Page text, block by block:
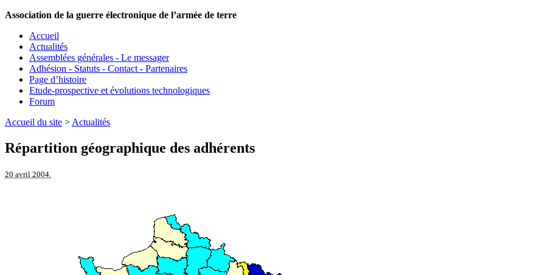
Association de la guerre électronique de l’armée de terre
Accueil
Actualités
Assemblées générales - Le messager
Adhésion - Statuts - Contact - Partenaires
Page d’histoire
Etude-prospective et évolutions technologiques
Forum
Accueil du site > Actualités
Répartition géographique des adhérents
20 avril 2004.